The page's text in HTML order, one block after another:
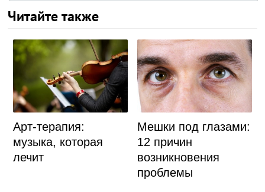
Читайте также
Арт-терапия:
музыка, которая
лечит
Мешки под глазами:
12 причин
возникновения
проблемы